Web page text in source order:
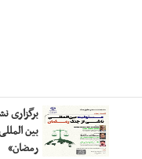
بین
رمضان»